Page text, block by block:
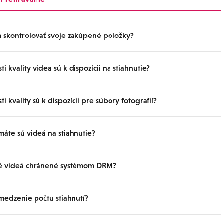
pre použitie v medzinárodných službách
skontrolovať svoje zakúpené položky?
si môžete skontrolovať zakúpený obsah na stránke „Moje gravúry“.
spravovať videá, fotoknihy, súbory fotografií a ďalšie materiály.
kvality videa sú k dispozícii na stiahnutie?
z kvality SD, HD, 4K a 8K. Dostupné možnosti kvality sa líšia v
je aj streamovanie v prehliadači, takže si môžete obsah
kvality sú k dispozícii pre súbory fotografií?
sú k dispozícii v troch úrovniach kvality: LQ (nízka kvalita), HQ
kvalita). Dostupné úrovne kvality sa líšia v závislosti od obsahu.
sú videá na stiahnutie?
na stiahnutie vo formáte MP4 a je možné ich prehrávať
videa (Windows Media Player, VLC atď.).
videá chránené systémom DRM?
nie je chránený systémom DRM (Digital Rights Management). Po
prehrávať na svojich zariadeniach. Neoprávnené šírenie obsahu je
počtu stiahnutí?